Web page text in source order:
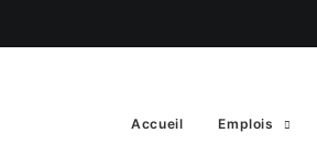
Accueil Emplois